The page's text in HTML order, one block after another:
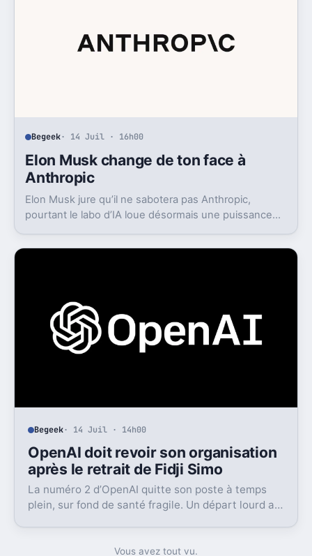
Begeek· 14 Juil · 16h00
Elon Musk change de ton face à
Anthropic
Elon Musk jure qu’il ne sabotera pas Anthropic,
pourtant le labo d’IA loue désormais une puissance
Begeek· 14 Juil · 14h00
OpenAI doit revoir son organisation
après le retrait de Fidji Simo
La numéro 2 d’OpenAI quitte son poste à temps
plein, sur fond de santé fragile. Un départ lourd au